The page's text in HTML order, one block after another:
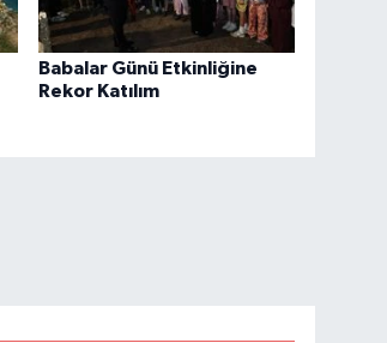
Babalar Günü Etkinliğine
Rekor Katılım